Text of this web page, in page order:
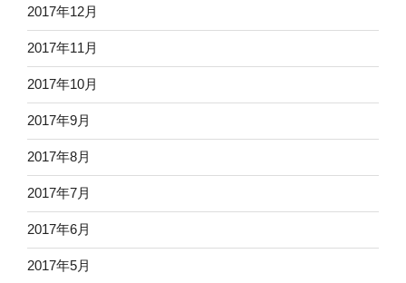
2017年12月
2017年11月
2017年10月
2017年9月
2017年8月
2017年7月
2017年6月
2017年5月